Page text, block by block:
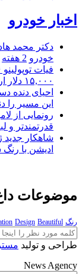
اخبار خودرو
دکتر محمد
خودرو 2 هفته
۱۵,۰۰۰ دلار ارزش خرید دارد؟
احیای دنده
این مسیر را
قدرتمندتر و
ادیشن با
موضوعات
رنگ Design Beautiful
طراحی و تولید
News Agency